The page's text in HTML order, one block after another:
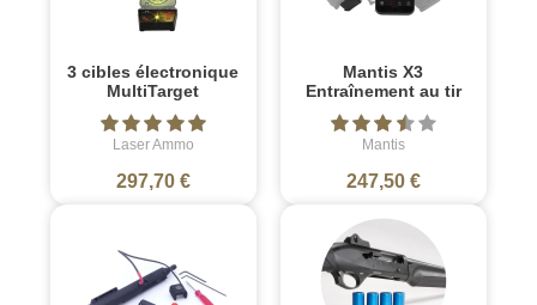
3 cibles électronique
MultiTarget
Laser Ammo
297,70 €
Mantis X3
Entraînement au tir
Mantis
247,50 €